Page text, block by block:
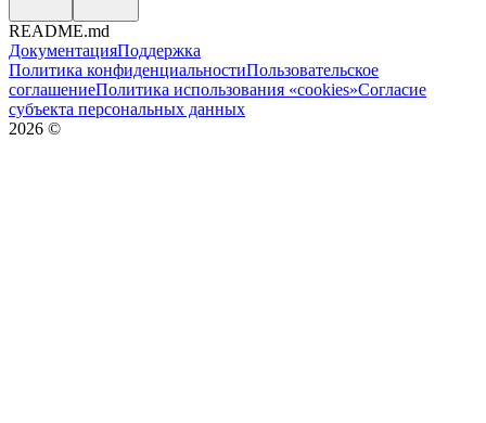
README.md
ДокументацияПоддержка
Политика конфиденциальностиПользовательское
соглашениеПолитика использования «cookies»Согласие
субъекта персональных данных
2026 ©